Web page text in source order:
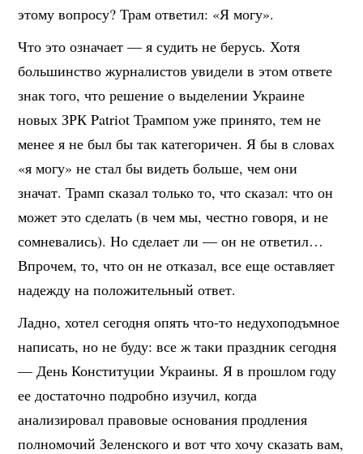
этому вопросу? Трам ответил: «Я могу».
Что это означает — я судить не берусь. Хотя
большинство журналистов увидели в этом ответе
знак того, что решение о выделении Украине
новых ЗРК Patriot Трампом уже принято, тем не
менее я не был бы так категоричен. Я бы в словах
«я могу» не стал бы видеть больше, чем они
значат. Трамп сказал только то, что сказал: что он
может это сделать (в чем мы, честно говоря, и не
сомневались). Но сделает ли — он не ответил…
Впрочем, то, что он не отказал, все еще оставляет
надежду на положительный ответ.
Ладно, хотел сегодня опять что-то недухоподъмное
написать, но не буду: все ж таки праздник сегодня
— День Конституции Украины. Я в прошлом году
ее достаточно подробно изучил, когда
анализировал правовые основания продления
полномочий Зеленского и вот что хочу сказать вам,